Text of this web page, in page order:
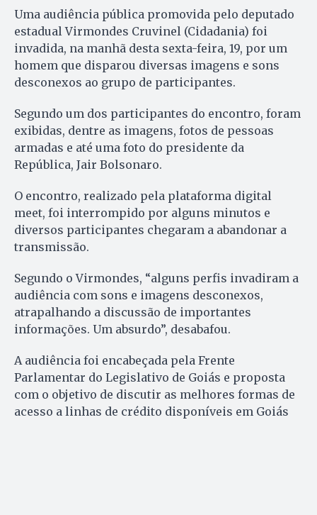
Uma audiência pública promovida pelo deputado
estadual Virmondes Cruvinel (Cidadania) foi
invadida, na manhã desta sexta-feira, 19, por um
homem que disparou diversas imagens e sons
desconexos ao grupo de participantes.
Segundo um dos participantes do encontro, foram
exibidas, dentre as imagens, fotos de pessoas
armadas e até uma foto do presidente da
República, Jair Bolsonaro.
O encontro, realizado pela plataforma digital
meet, foi interrompido por alguns minutos e
diversos participantes chegaram a abandonar a
transmissão.
Segundo o Virmondes, “alguns perfis invadiram a
audiência com sons e imagens desconexos,
atrapalhando a discussão de importantes
informações. Um absurdo”, desabafou.
A audiência foi encabeçada pela Frente
Parlamentar do Legislativo de Goiás e proposta
com o objetivo de discutir as melhores formas de
acesso a linhas de crédito disponíveis em Goiás